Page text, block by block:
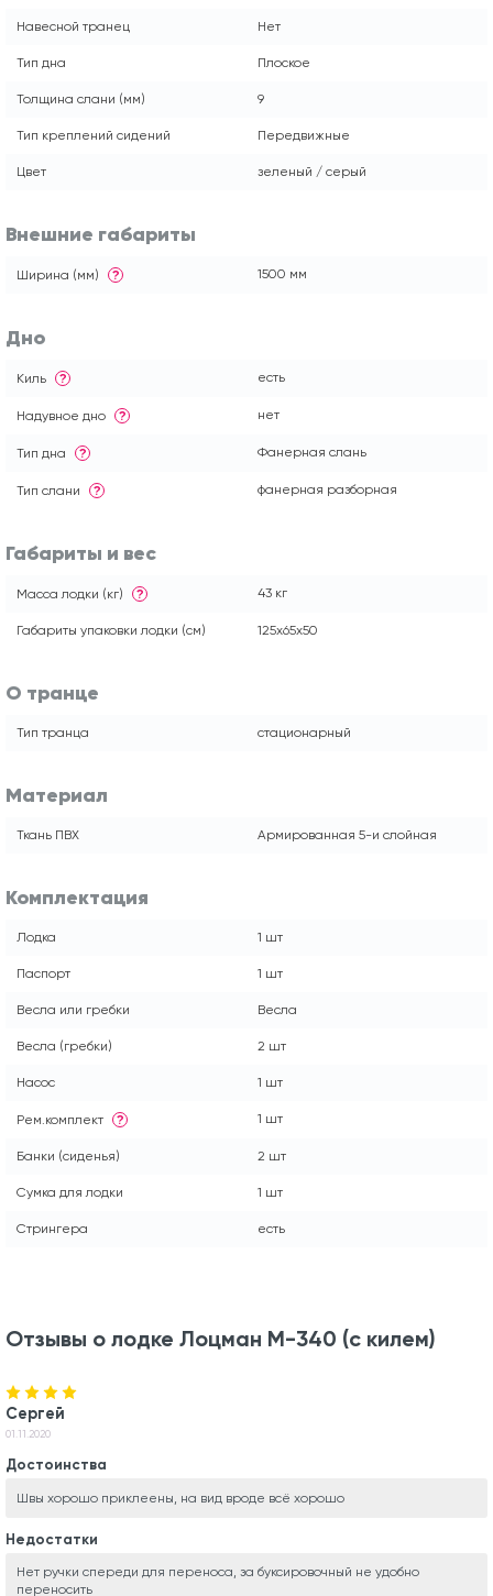
Навесной транец Нет
Тип дна Плоское
Толщина слани (мм) 9
Тип креплений сидений Передвижные
Цвет зеленый / серый
Внешние габариты
Ширина (мм) ? 1500 мм
Дно
Киль ? есть
Надувное дно ? нет
Тип дна ? Фанерная слань
Тип слани ? фанерная разборная
Габариты и вес
Масса лодки (кг) ? 43 кг
Габариты упаковки лодки (см) 125х65х50
О транце
Тип транца стационарный
Материал
Ткань ПВХ Армированная 5-и слойная
Комплектация
Лодка 1 шт
Паспорт 1 шт
Весла или гребки Весла
Весла (гребки) 2 шт
Насос 1 шт
Рем.комплект ? 1 шт
Банки (сиденья) 2 шт
Сумка для лодки 1 шт
Стрингера есть
Отзывы о лодке Лоцман М-340 (с килем)
Сергей
01.11.2020
Достоинства
Швы хорошо приклеены, на вид вроде всё хорошо
Недостатки
Нет ручки спереди для переноса, за буксировочный не удобно
переносить